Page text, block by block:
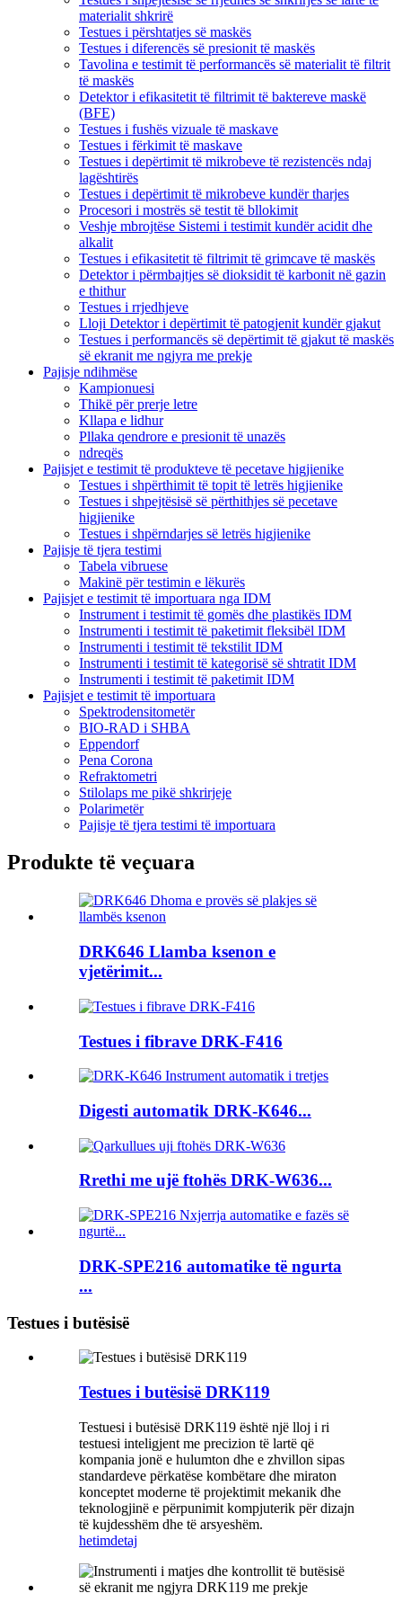
materialit shkrirë
Testues i përshtatjes së maskës
Testues i diferencës së presionit të maskës
Tavolina e testimit të performancës së materialit të filtrit
të maskës
Detektor i efikasitetit të filtrimit të baktereve maskë
(BFE)
Testues i fushës vizuale të maskave
Testues i fërkimit të maskave
Testues i depërtimit të mikrobeve të rezistencës ndaj
lagështirës
Testues i depërtimit të mikrobeve kundër tharjes
Procesori i mostrës së testit të bllokimit
Veshje mbrojtëse Sistemi i testimit kundër acidit dhe
alkalit
Testues i efikasitetit të filtrimit të grimcave të maskës
Detektor i përmbajtjes së dioksidit të karbonit në gazin
e thithur
Testues i rrjedhjeve
Lloji Detektor i depërtimit të patogjenit kundër gjakut
Testues i performancës së depërtimit të gjakut të maskës
së ekranit me ngjyra me prekje
Pajisje ndihmëse
Kampionuesi
Thikë për prerje letre
Kllapa e lidhur
Pllaka qendrore e presionit të unazës
ndreqës
Pajisjet e testimit të produkteve të pecetave higjienike
Testues i shpërthimit të topit të letrës higjienike
Testues i shpejtësisë së përthithjes së pecetave
higjienike
Testues i shpërndarjes së letrës higjienike
Pajisje të tjera testimi
Tabela vibruese
Makinë për testimin e lëkurës
Pajisjet e testimit të importuara nga IDM
Instrument i testimit të gomës dhe plastikës IDM
Instrumenti i testimit të paketimit fleksibël IDM
Instrumenti i testimit të tekstilit IDM
Instrumenti i testimit të kategorisë së shtratit IDM
Instrumenti i testimit të paketimit IDM
Pajisjet e testimit të importuara
Spektrodensitometër
BIO-RAD i SHBA
Eppendorf
Pena Corona
Refraktometri
Stilolaps me pikë shkrirjeje
Polarimetër
Pajisje të tjera testimi të importuara
Produkte të veçuara
DRK646 Llamba ksenon e
vjetërimit...
Testues i fibrave DRK-F416
Digesti automatik DRK-K646...
Rrethi me ujë ftohës DRK-W636...
DRK-SPE216 automatike të ngurta
...
Testues i butësisë
Testues i butësisë DRK119
Testuesi i butësisë DRK119 është një lloj i ri
testuesi inteligjent me precizion të lartë që
kompania jonë e hulumton dhe e zhvillon sipas
standardeve përkatëse kombëtare dhe miraton
konceptet moderne të projektimit mekanik dhe
teknologjinë e përpunimit kompjuterik për dizajn
të kujdesshëm dhe të arsyeshëm.
hetimdetaj